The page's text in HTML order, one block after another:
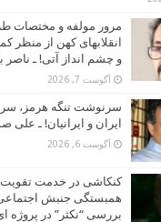
مرور مولفه و مختصات
انقلابهای کهن از منظر
و چشم انداز آتی! ـ ناصر
آگوست 7, 2026
سرنوشت تنگه هرمز،
ایران و ایرانیان! ـ علی
آگوست 6, 2026
کنکاشی در خدمت تقویت
همبستگی جنبش
بررسی “نکثر” در پروژه